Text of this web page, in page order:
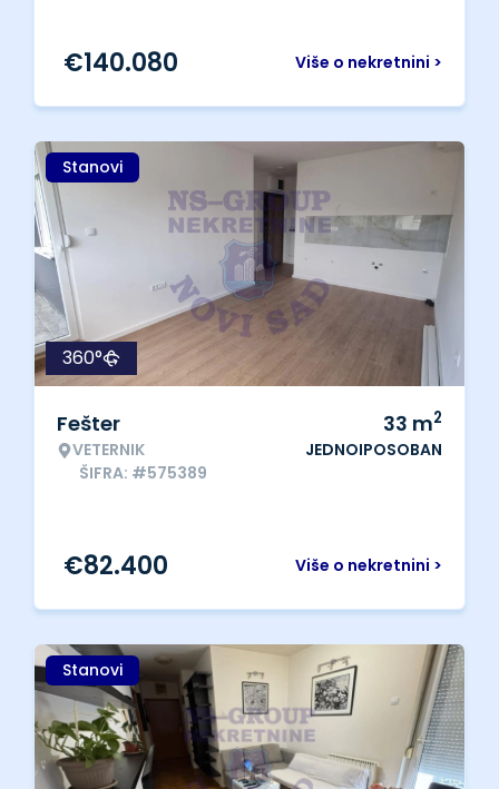
Više o nekretnini >
€140.080
Stanovi
360°
Fešter
VETERNIK
ŠIFRA: #575389
33 m2
JEDNOIPOSOBAN
Više o nekretnini >
€82.400
Stanovi